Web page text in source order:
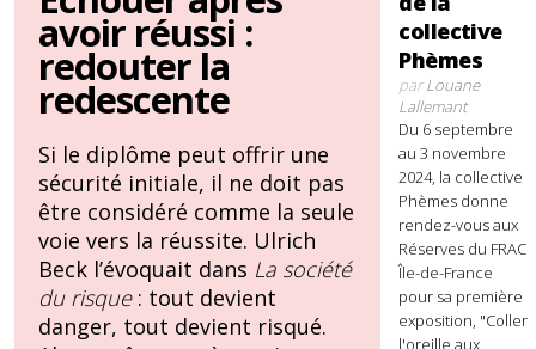
avoir réussi :
redouter la
redescente
Si le diplôme peut offrir une
sécurité initiale, il ne doit pas
être considéré comme la seule
voie vers la réussite. Ulrich
Beck l’évoquait dans La société
du risque: tout devient
danger, tout devient risqué.
collective
Phèmes
parLouane
Lallemant
Du 6 septembre
au 3 novembre
2024, la collective
Phèmes donne
rendez-vous aux
Réserves du FRAC
Île-de-France
pour sa première
exposition, "Coller
l'oreille aux